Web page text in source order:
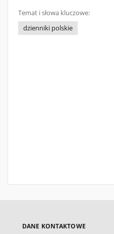
Temat i słowa kluczowe:
dzienniki polskie
DANE KONTAKTOWE